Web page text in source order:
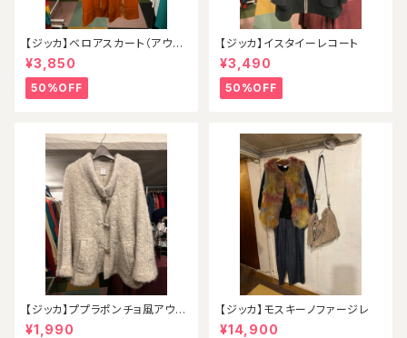
【ジッカ】ベロアスカート（アウト
レット）
¥3,850
50%OFF
【ジッカ】イスタイーレコート
¥3,490
50%OFF
【ジッカ】ププラポンチョ風アウタ
ー
¥1,990
【ジッカ】モスキーノファージレ
¥14,900